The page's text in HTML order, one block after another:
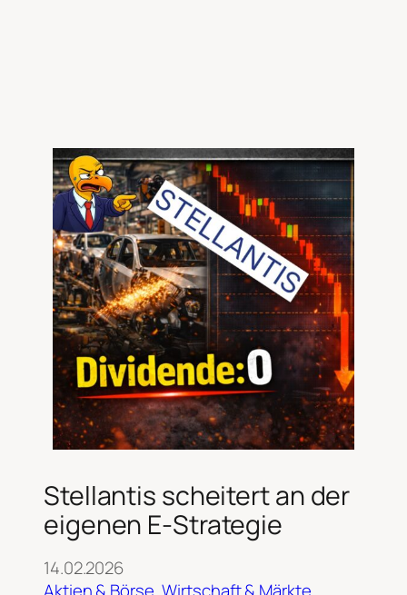
Stellantis scheitert an der
eigenen E-Strategie
14.02.2026